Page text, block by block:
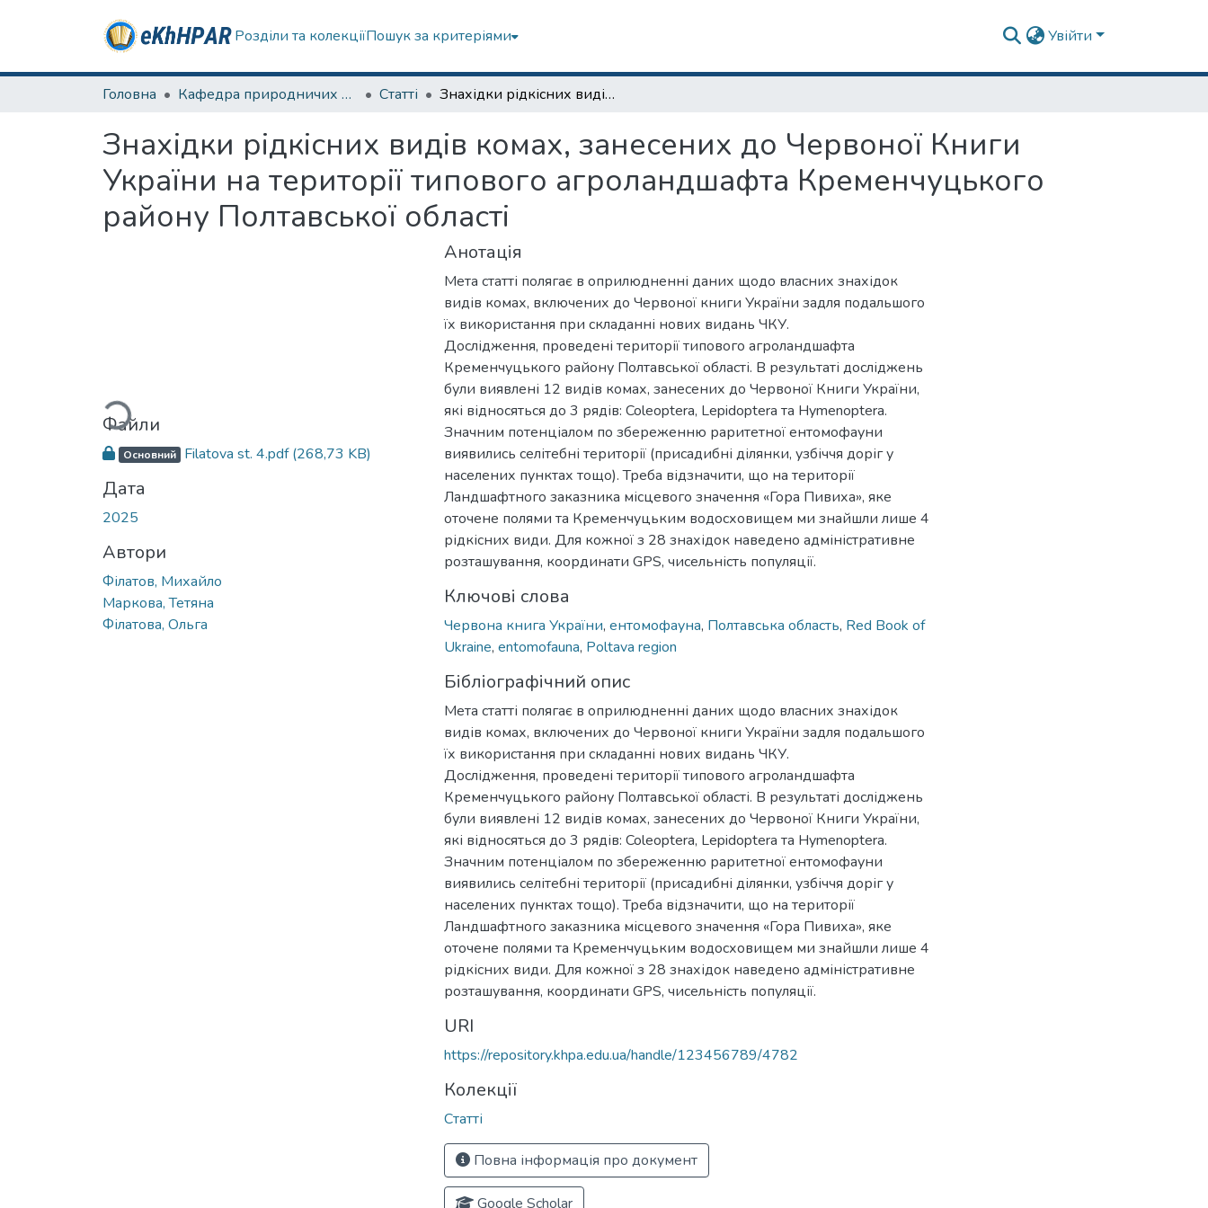
Розділи та колекціїПошук за критеріями Увійти
Головна Кафедра природничих наук та здоров'язбереження Статті Знахідки рідкісних видів комах, занесених до Червоної Книги України на території типового агроландшафта Кременчуцького району Полтавської області
Знахідки рідкісних видів комах, занесених до Червоної Книги
України на території типового агроландшафта Кременчуцького
району Полтавської області
Вантажиться...
Файли
Основний Filatova st. 4.pdf(268,73 KB)
Дата
2025
Автори
Філатов, Михайло
Маркова, Тетяна
Філатова, Ольга
Анотація
Мета статті полягає в оприлюдненні даних щодо власних знахідок
видів комах, включених до Червоної книги України задля подальшого
їх використання при складанні нових видань ЧКУ.
Дослідження, проведені території типового агроландшафта
Кременчуцького району Полтавської області. В результаті досліджень
були виявлені 12 видів комах, занесених до Червоної Книги України,
які відносяться до 3 рядів: Coleoptera, Lepidoptera та Hymenoptera.
Значним потенціалом по збереженню раритетної ентомофауни
виявились селітебні території (присадибні ділянки, узбіччя доріг у
населених пунктах тощо). Треба відзначити, що на території
Ландшафтного заказника місцевого значення «Гора Пивиха», яке
оточене полями та Кременчуцьким водосховищем ми знайшли лише 4
рідкісних види. Для кожної з 28 знахідок наведено адміністративне
розташування, координати GPS, чисельність популяції.
Ключові слова
Червона книга України, ентомофауна, Полтавська область, Red Book of
Ukraine, entomofauna, Poltava region
Бібліографічний опис
Мета статті полягає в оприлюдненні даних щодо власних знахідок
видів комах, включених до Червоної книги України задля подальшого
їх використання при складанні нових видань ЧКУ.
Дослідження, проведені території типового агроландшафта
Кременчуцького району Полтавської області. В результаті досліджень
були виявлені 12 видів комах, занесених до Червоної Книги України,
які відносяться до 3 рядів: Coleoptera, Lepidoptera та Hymenoptera.
Значним потенціалом по збереженню раритетної ентомофауни
виявились селітебні території (присадибні ділянки, узбіччя доріг у
населених пунктах тощо). Треба відзначити, що на території
Ландшафтного заказника місцевого значення «Гора Пивиха», яке
оточене полями та Кременчуцьким водосховищем ми знайшли лише 4
рідкісних види. Для кожної з 28 знахідок наведено адміністративне
розташування, координати GPS, чисельність популяції.
URI
https://repository.khpa.edu.ua/handle/123456789/4782
Колекції
Статті
Повна інформація про документ
Google Scholar